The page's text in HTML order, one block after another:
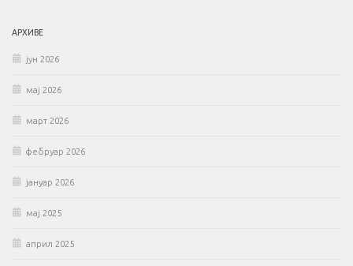
АРХИВЕ
јун 2026
мај 2026
март 2026
фебруар 2026
јануар 2026
мај 2025
април 2025